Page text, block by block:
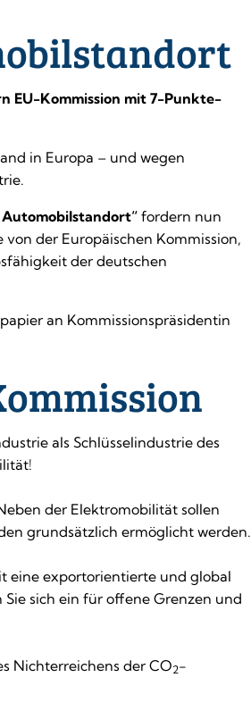
EU-Kommission mit 7-Punkte-
in Europa – und wegen
fordern nun
der Europäischen Kommission,
der deutschen
an Kommissionspräsidentin
als Schlüsselindustrie des
der Elektromobilität sollen
grundsätzlich ermöglicht werden.
eine exportorientierte und global
sich ein für offene Grenzen und
Nichterreichens der CO2-